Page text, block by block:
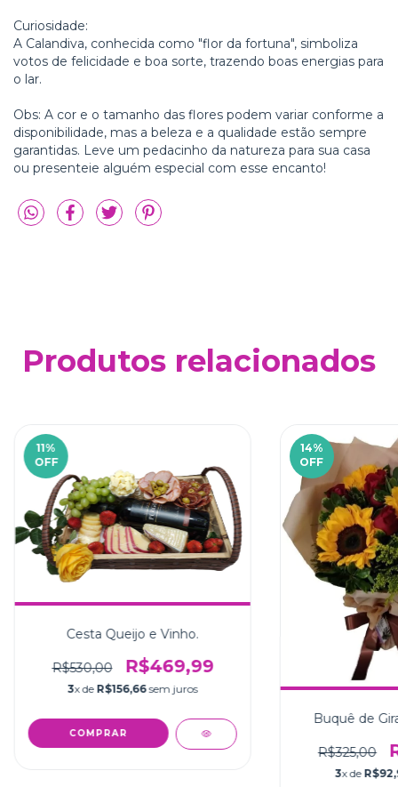
Curiosidade:
A Calandiva, conhecida como "flor da fortuna", simboliza
votos de felicidade e boa sorte, trazendo boas energias para
o lar.
Obs: A cor e o tamanho das flores podem variar conforme a
disponibilidade, mas a beleza e a qualidade estão sempre
garantidas. Leve um pedacinho da natureza para sua casa
ou presenteie alguém especial com esse encanto!
Produtos relacionados
11%
OFF
Cesta Queijo e Vinho.
R$530,00 R$469,99
3x de R$156,66sem juros
14%
OFF
Buquê de
R$325,00
3x de